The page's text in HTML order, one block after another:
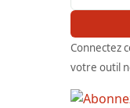
Connectez
votre outil